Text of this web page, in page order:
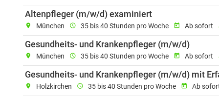
Altenpfleger (m/w/d) examiniertEinsatzort:
location_on München schedule 35 bis 40 Stunden pro Woche today Ab sofort
Gesundheits- und Krankenpfleger (m/w/d)
location_on München schedule 35 bis 40 Stunden pro Woche today Ab sofort
Gesundheits- und Krankenpfleger (m/w/d) mit
location_on Holzkirchen schedule 35 bis 40 Stunden pro Woche today Ab